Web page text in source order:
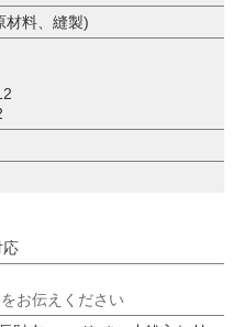
材料、縫製)
応
お伝えください